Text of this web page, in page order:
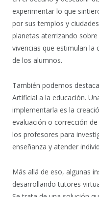
experimentar lo que
por sus templos y
planetas aterrizando
vivencias que estimulan la
de los alumnos.
También podemos
Artificial a la educación.
implementarla es la
evaluación o corrección
los profesores para
enseñanza y atender
Más allá de eso, algunas
desarrollando tutores